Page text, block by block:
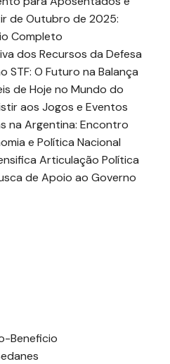
de Outubro de 2025:
Completo
dos Recursos da Defesa
STF: O Futuro na Balança
de Hoje no Mundo do
aos Jogos e Eventos
na Argentina: Encontro
e Política Nacional
Articulação Política
de Apoio ao Governo
Beneficio